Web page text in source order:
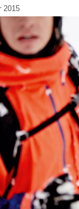
2015